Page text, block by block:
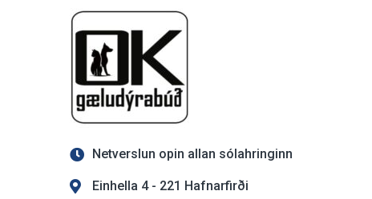
Netverslun opin allan sólahringinn
Einhella 4 - 221 Hafnarfirði